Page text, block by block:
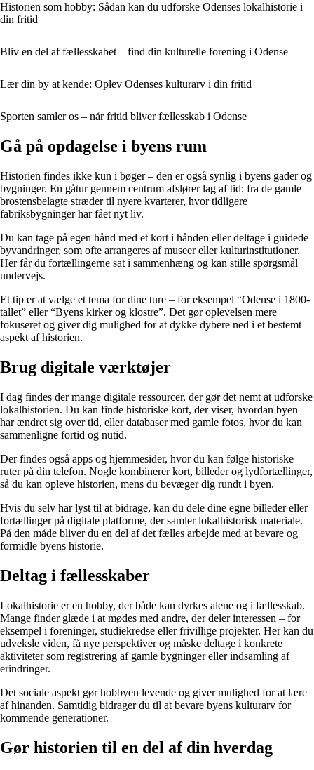
Historien som hobby: Sådan kan du udforske Odenses lokalhistorie i
din fritid
Bliv en del af fællesskabet – find din kulturelle forening i Odense
Lær din by at kende: Oplev Odenses kulturarv i din fritid
Sporten samler os – når fritid bliver fællesskab i Odense
Gå på opdagelse i byens rum
Historien findes ikke kun i bøger – den er også synlig i byens gader og
bygninger. En gåtur gennem centrum afslører lag af tid: fra de gamle
brostensbelagte stræder til nyere kvarterer, hvor tidligere
fabriksbygninger har fået nyt liv.
Du kan tage på egen hånd med et kort i hånden eller deltage i guidede
byvandringer, som ofte arrangeres af museer eller kulturinstitutioner.
Her får du fortællingerne sat i sammenhæng og kan stille spørgsmål
undervejs.
Et tip er at vælge et tema for dine ture – for eksempel “Odense i 1800-
tallet” eller “Byens kirker og klostre”. Det gør oplevelsen mere
fokuseret og giver dig mulighed for at dykke dybere ned i et bestemt
aspekt af historien.
Brug digitale værktøjer
I dag findes der mange digitale ressourcer, der gør det nemt at udforske
lokalhistorien. Du kan finde historiske kort, der viser, hvordan byen
har ændret sig over tid, eller databaser med gamle fotos, hvor du kan
sammenligne fortid og nutid.
Der findes også apps og hjemmesider, hvor du kan følge historiske
ruter på din telefon. Nogle kombinerer kort, billeder og lydfortællinger,
så du kan opleve historien, mens du bevæger dig rundt i byen.
Hvis du selv har lyst til at bidrage, kan du dele dine egne billeder eller
fortællinger på digitale platforme, der samler lokalhistorisk materiale.
På den måde bliver du en del af det fælles arbejde med at bevare og
formidle byens historie.
Deltag i fællesskaber
Lokalhistorie er en hobby, der både kan dyrkes alene og i fællesskab.
Mange finder glæde i at mødes med andre, der deler interessen – for
eksempel i foreninger, studiekredse eller frivillige projekter. Her kan du
udveksle viden, få nye perspektiver og måske deltage i konkrete
aktiviteter som registrering af gamle bygninger eller indsamling af
erindringer.
Det sociale aspekt gør hobbyen levende og giver mulighed for at lære
af hinanden. Samtidig bidrager du til at bevare byens kulturarv for
kommende generationer.
Gør historien til en del af din hverdag